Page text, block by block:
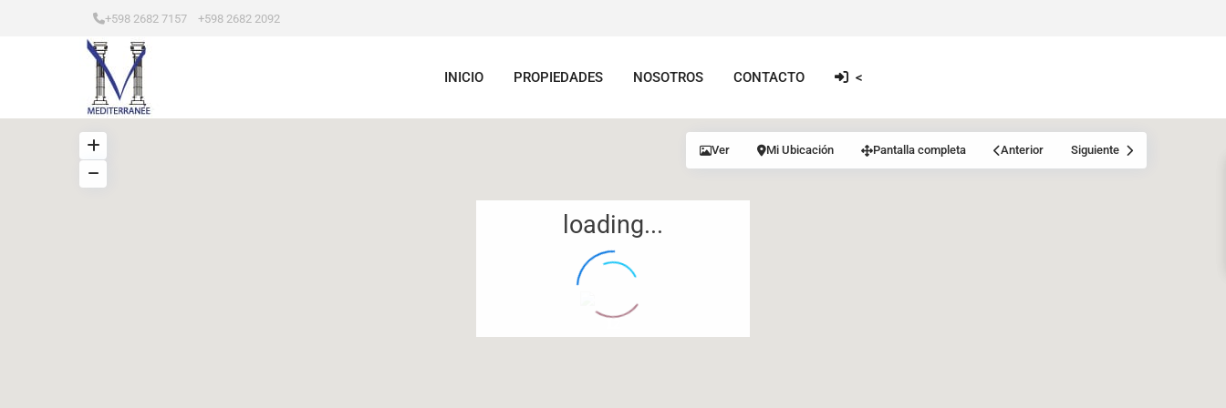
+598 2682 7157 +598 2682 2092
INICIO PROPIEDADES NOSOTROS CONTACTO <
loading...
Ver Mi Ubicación Pantalla completa Anterior Siguiente